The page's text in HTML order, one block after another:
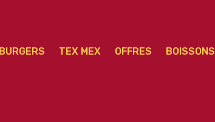
BURGERS TEX MEX OFFRES BOISSONS